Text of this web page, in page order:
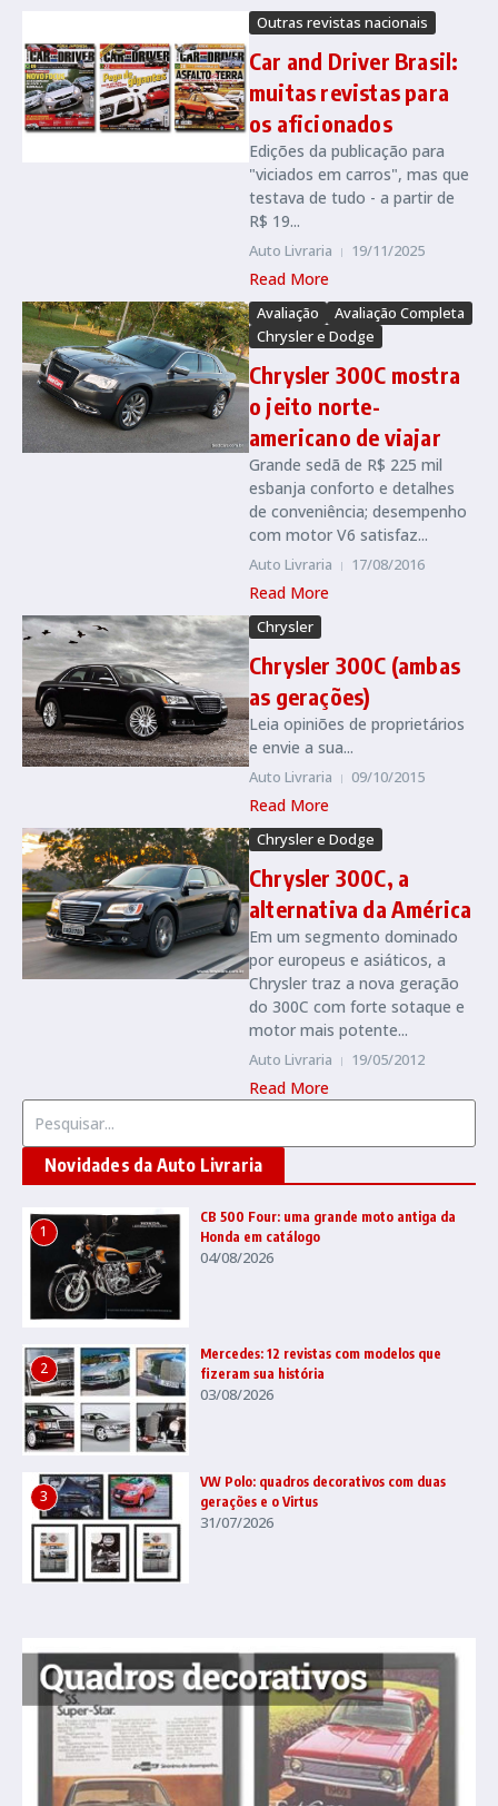
Outras revistas nacionais
Car and Driver Brasil:
muitas revistas para
os aficionados
Edições da publicação para
"viciados em carros", mas que
testava de tudo - a partir de
R$ 19...
Auto Livraria 19/11/2025
Read More
Avaliação
Avaliação Completa
Chrysler e Dodge
Chrysler 300C mostra
o jeito norte-
americano de viajar
Grande sedã de R$ 225 mil
esbanja conforto e detalhes
de conveniência; desempenho
com motor V6 satisfaz...
Auto Livraria 17/08/2016
Read More
Chrysler
Chrysler 300C (ambas
as gerações)
Leia opiniões de proprietários
e envie a sua...
Auto Livraria 09/10/2015
Read More
Chrysler e Dodge
Chrysler 300C, a
alternativa da América
Em um segmento dominado
por europeus e asiáticos, a
Chrysler traz a nova geração
do 300C com forte sotaque e
motor mais potente...
Auto Livraria 19/05/2012
Read More
Novidades da Auto Livraria
1
CB 500 Four: uma grande moto antiga da
Honda em catálogo
04/08/2026
2
Mercedes: 12 revistas com modelos que
fizeram sua história
03/08/2026
3
VW Polo: quadros decorativos com duas
gerações e o Virtus
31/07/2026